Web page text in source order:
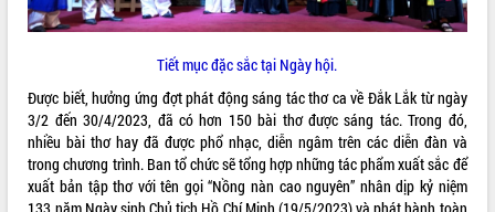
LIÊN KẾT WEB
Tiết mục đặc sắc tại Ngày hội.
Được biết, hưởng ứng đợt phát động sáng tác thơ ca về Đắk Lắk từ ngày
3/2 đến 30/4/2023, đã có hơn 150 bài thơ được sáng tác. Trong đó,
nhiều bài thơ hay đã được phổ nhạc, diễn ngâm trên các diễn đàn và
trong chương trình. Ban tổ chức sẽ tổng hợp những tác phẩm xuất sắc để
xuất bản tập thơ với tên gọi “Nồng nàn cao nguyên” nhân dịp kỷ niệm